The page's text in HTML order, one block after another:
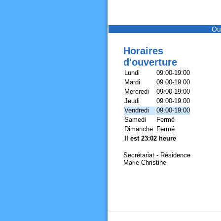
Horaires
d'ouverture
Lundi
09:00-19:00
Mardi
09:00-19:00
Mercredi
09:00-19:00
Jeudi
09:00-19:00
Vendredi
09:00-19:00
Samedi
Fermé
Dimanche
Fermé
Il est 23:02 heure
Secrétariat - Résidence
Marie-Christine